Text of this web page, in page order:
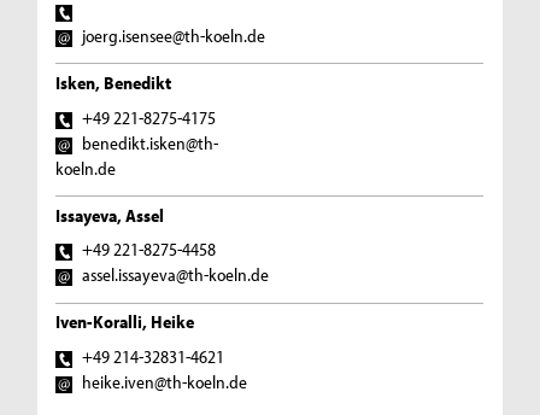
joerg.isensee@th-koeln.de
Isken, Benedikt
+49 221-8275-4175
benedikt.isken@th-
koeln.de
Issayeva, Assel
+49 221-8275-4458
assel.issayeva@th-koeln.de
Iven-Koralli, Heike
+49 214-32831-4621
heike.iven@th-koeln.de